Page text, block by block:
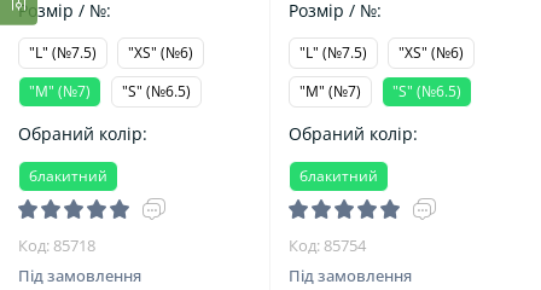
(Medicom/Медіком)
Розмір / №:
"L" (№7.5)
"XS" (№6)
"M" (№7)
"S" (№6.5)
Обраний колір:
блакитний
Код: 85718
Під замовлення
(Medicom/Медіком)
Розмір / №:
"L" (№7.5)
"XS" (№6)
"M" (№7)
"S" (№6.5)
Обраний колір:
блакитний
Код: 85754
Під замовлення